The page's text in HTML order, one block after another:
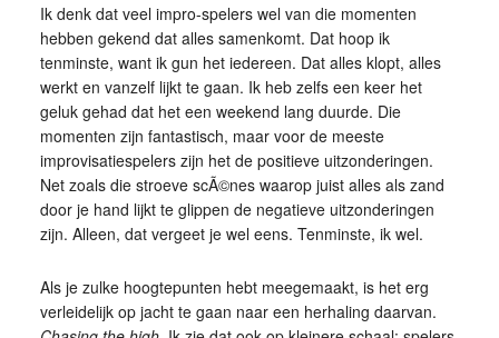
Ik denk dat veel impro-spelers wel van die momenten
hebben gekend dat alles samenkomt. Dat hoop ik
tenminste, want ik gun het iedereen. Dat alles klopt, alles
werkt en vanzelf lijkt te gaan. Ik heb zelfs een keer het
geluk gehad dat het een weekend lang duurde. Die
momenten zijn fantastisch, maar voor de meeste
improvisatiespelers zijn het de positieve uitzonderingen.
Net zoals die stroeve scÃ©nes waarop juist alles als zand
door je hand lijkt te glippen de negatieve uitzonderingen
zijn. Alleen, dat vergeet je wel eens. Tenminste, ik wel.
Als je zulke hoogtepunten hebt meegemaakt, is het erg
verleidelijk op jacht te gaan naar een herhaling daarvan.